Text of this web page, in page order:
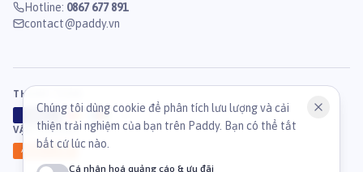
Hotline: 0867 677 891
contact@paddy.vn
THANH TOÁN
B
VẬN CHUYỂN
Ahamove
Chúng tôi dùng cookie để phân tích lưu lượng và cải
thiện trải nghiệm của bạn trên Paddy. Bạn có thể tắt
bất cứ lúc nào.
Cá nhân hoá quảng cáo & ưu đãi